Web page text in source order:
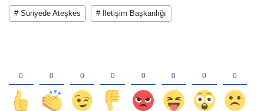
# Suriyede Ateşkes # İletişim Başkanlığı